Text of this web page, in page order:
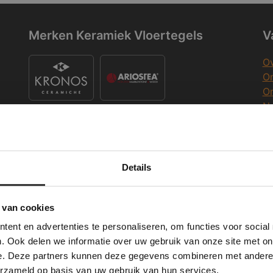
Details
cookies
en advertenties te personaliseren, om functies voor social
Ook delen we informatie over uw gebruik van onze site met
Deze partners kunnen deze gegevens combineren met
op basis van uw gebruik van hun services.
Merken Keramiek Vloertegels
Merken Keramiek Terrastegels
Merken Glasmozaïek
Deze website maakt gebruik van cookies.
gebruikt cookies om de gebruikerservaring te verbeteren. Door gebruik te
geeft u toestemming voor alle cookies in overeenstemming met ons
verder
ALLES ACCEPTEREN ALLES AFWIJZEN